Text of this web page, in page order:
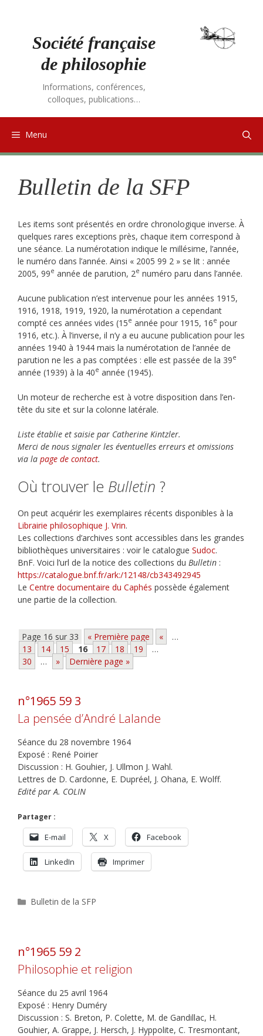
Société française
de philosophie
Informations, conférences,
colloques, publications…
Menu
Bulletin de la SFP
Les items sont présentés en ordre chronologique inverse. À
quelques rares exceptions près, chaque item correspond à
une séance. La numérotation indique le millésime, l’année,
le numéro dans l’année. Ainsi « 2005 99 2 » se lit : année
2005, 99e année de parution, 2e numéro paru dans l’année.
Aucune publication n’est intervenue pour les années 1915,
1916, 1918, 1919, 1920, la numérotation a cependant
compté ces années vides (15e année pour 1915, 16e pour
1916, etc.). À l’inverse, il n’y a eu aucune publication pour les
années 1940 à 1944 mais la numérotation de l’année de
parution ne les a pas comptées : elle est passée de la 39e
année (1939) à la 40e année (1945).
Un moteur de recherche est à votre disposition dans l’en-
tête du site et sur la colonne latérale.
Liste établie et saisie par Catherine Kintzler.
Merci de nous signaler les éventuelles erreurs et omissions
via la page de contact.
Où trouver le Bulletin ?
On peut acquérir les exemplaires récents disponibles à la
Librairie philosophique J. Vrin.
Les collections d’archives sont accessibles dans les grandes
bibliothèques universitaires : voir le catalogue Sudoc.
BnF. Voici l’url de la notice des collections du Bulletin :
https://catalogue.bnf.fr/ark:/12148/cb343492945
Le Centre documentaire du Caphés possède également
une partie de la collection.
Page 16 sur 33 « Première page «
…
13
14 15 16 17 18 19
…
30
… » Dernière page »
n°1965 59 3
La pensée d’André Lalande
Séance du 28 novembre 1964
Exposé : René Poirier
Discussion : H. Gouhier, J. Ullmon J. Wahl.
Lettres de D. Cardonne, E. Dupréel, J. Ohana, E. Wolff.
Edité par A. COLIN
Partager :
E-mail X Facebook
LinkedIn Imprimer
Catégories
Bulletin de la SFP
n°1965 59 2
Philosophie et religion
Séance du 25 avril 1964
Exposé : Henry Duméry
Discussion : S. Breton, P. Colette, M. de Gandillac, H.
Gouhier, A. Grappe, J. Hersch, J. Hyppolite, C. Tresmontant,